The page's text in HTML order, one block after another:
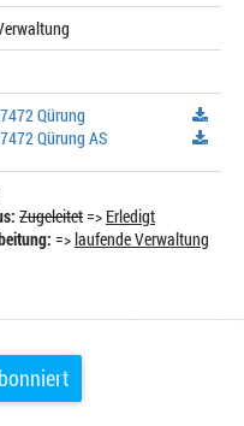
Qürung
Qürung AS
Zugeleitet=> Erledigt
=>laufende Verwaltung